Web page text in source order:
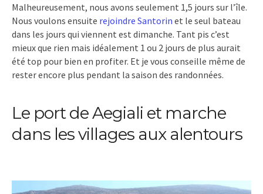
Malheureusement, nous avons seulement 1,5 jours sur l’île.
Nous voulons ensuite rejoindre Santorin et le seul bateau
dans les jours qui viennent est dimanche. Tant pis c’est
mieux que rien mais idéalement 1 ou 2 jours de plus aurait
été top pour bien en profiter. Et je vous conseille même de
rester encore plus pendant la saison des randonnées.
Le port de Aegiali et marche
dans les villages aux alentours